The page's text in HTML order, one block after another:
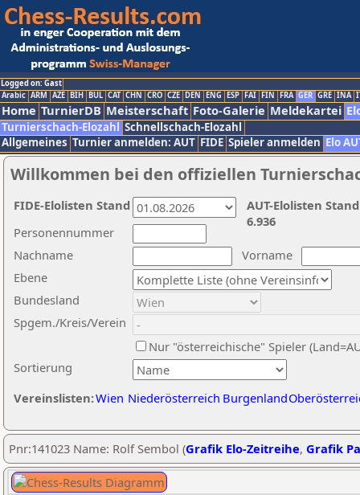
Logged on: Gast
Arabic ARM AZE BIH BUL CAT CHN CRO CZE DEN ENG ESP FAI FIN FRA GER GRE INA
Home TurnierDB Meisterschaft Foto-Galerie Meldekartei
Turnierschach-Elozahl Schnellschach-Elozahl
Allgemeines Turnier anmelden: AUT FIDE Spieler anmelden Elo
Willkommen bei den offiziellen
Nachname
Vorname
Ebene
Sortierung
Personennummer
Bundesland
Spgem./Kreis/Verein
Nur "österreichische" Spieler
Vereinslisten:Wien Niederösterreich Burgenland
AUT-Elolisten
6.936
FIDE-Elolisten Stand
Pnr:141023 Name: Rolf Sembol (Grafik Elo-Zeitreihe, Grafik